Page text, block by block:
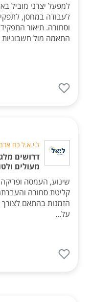
למפעל יצרני מוביל
לעבודה במחסן,
וסחורה. תיאור
התאמה מול
ל.י.א.ל כח
דרושים
מעולים
שינוע, העמסה
קליטת סחורה
הזמנות בהתאם לצורך
על...